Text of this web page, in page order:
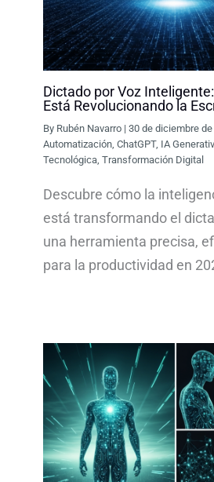
Dictado por Voz
Está Revolucionando la
By Rubén Navarro |30 de diciembre
Automatización,ChatGPT, IA
Tecnológica,Transformación Digital
Descubre cómo la
está transformando el
una herramienta precisa,
para la productividad en